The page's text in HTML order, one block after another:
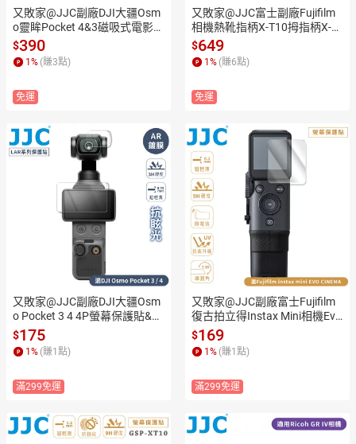
又敗家@JJC副廠DJI大疆Osm
o靈眸Pocket 4&3磁吸式電影感
1/4黑柔焦濾鏡+鋼化玻璃保護
貼F-PBM(多層鍍膜;9H硬度;高
透光;附濾鏡收納盒)1/4黑霧柔
$390
1 % (賺3點)
免運
又敗家@JJC富士副廠Fujifilm
相機熱靴指柄X-T10拇指柄X-T
20指把手把手柄TA-XT30III(鋁
合金製;附11mm銅質快門按鈕)
Thumbs Up Grip,適X-T30 II III
$649
1 % (賺6點)
免運
又敗家@JJC副廠DJI大疆Osm
o Pocket 3 4 4P螢幕保護貼&鏡
頭貼LAR-OSP3(低反射AR膜;抗
眩光;PET製)相機螢幕貼防刮防
撞貼Anti-Reflection LCD Scree
$175
1% (賺1點)
滿299免運
又敗家@JJC副廠富士Fujifilm
復古拍立得Instax Mini相機Evo
Cinema螢幕保護貼GSP-IMEC
防刮螢幕貼(9H鋼化玻璃;超輕
薄0.3mm;95%高透光率)Glass
$169
1% (賺1點)
滿299免運